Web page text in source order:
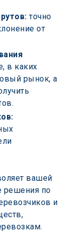
точно
от
в каких
рынок, а
вашей
решения по
и